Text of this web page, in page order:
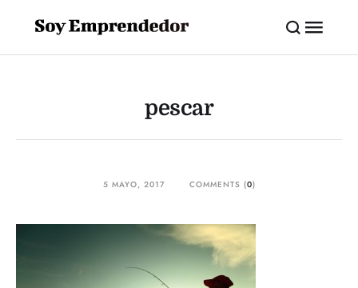
pescar
5 MAYO, 2017 COMMENTS (0)